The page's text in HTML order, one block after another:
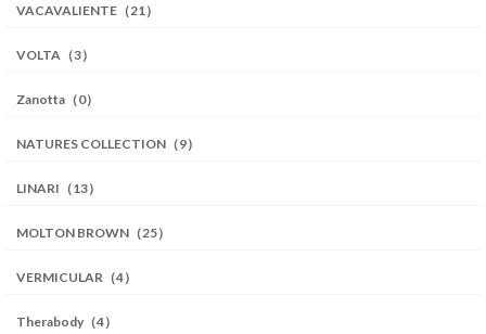
VACAVALIENTE（21）
VOLTA（3）
Zanotta（0）
NATURES COLLECTION（9）
LINARI（13）
MOLTON BROWN（25）
VERMICULAR（4）
Therabody（4）